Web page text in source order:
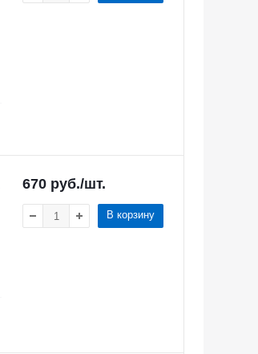
670 руб./шт.
В корзину